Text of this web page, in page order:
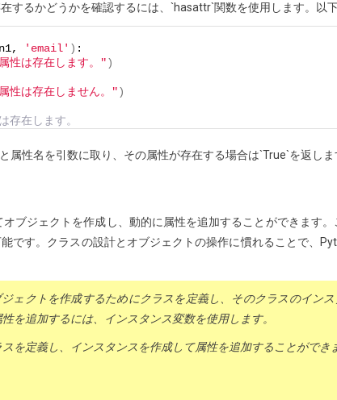
するかどうかを確認するには、`hasattr`関数を使用します。以
'email' ) :
性は存在します。")
性は存在しません。")
在します。
属性名を引数に取り、その属性が存在する場合は`True`を返しま
ブジェクトを作成し、動的に属性を追加することができます
です。クラスの設計とオブジェクトの操作に慣れることで、
ェクトを作成するためにクラスを定義し、そのクラスのイン
を追加するには、インスタンス変数を使用します。
を定義し、インスタンスを作成して属性を追加することができ